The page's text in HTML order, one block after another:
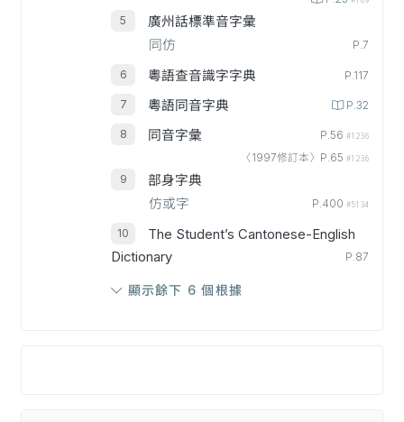
廣州話標準音字彙
同仿
P.7
粵語查音識字字典 P.117
粵語同音字典 P.32
同音字彙 P.56 #1236
〈1997修訂本〉P.65 #1236
部身字典
仿或字
P.400 #5134
The Student’s Cantonese-English
Dictionary
P.87
顯示餘下 6 個根據